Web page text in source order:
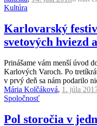
Kultúra
Karlovarský
svetových hviezd
Prinášame vám menší úvod
Karlových Varoch. Po
v prvý deň sa nám podarilo
Mária Kolčáková, 1. júla
Spoločnosť
Pol storočia v